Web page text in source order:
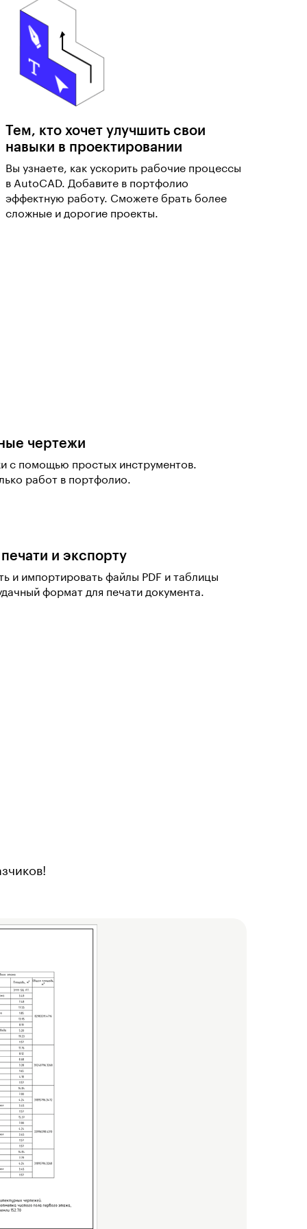
Тем, кто хочет улучшить свои
навыки в проектировании
Вы узнаете, как ускорить рабочие процессы
в AutoCAD. Добавите в портфолио
эффектную работу. Сможете брать более
сложные и дорогие проекты.
чертежи
с помощью простых инструментов.
работ в портфолио.
и экспорту
и импортировать файлы PDF и таблицы
формат для печати документа.